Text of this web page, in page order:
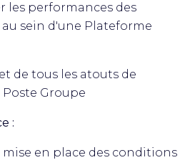
les performances des
sein d'une Plateforme
de tous les atouts de
Poste Groupe
:
en place des conditions